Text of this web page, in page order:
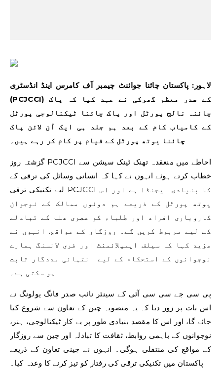
لاہور: پاکستان چائنا جوائنٹ چیمبر آف کامرس اینڈ انڈسٹری
(PCJCCI) کے صدر معظم گھرکی نے عہد کیا کہ پاک
چائنہ نالج پورٹل اور پاک چائنا ٹیکنالوجی پورٹل
کے کامیاب کام کے بعد ہم جلد ہی ایک آن لائن پاک
چائنا یوتھ پورٹل کے قیام پر کام کر رہے ہیں۔
گزشتہ روز PCJCCI احاطے میں منعقدہ تھنک ٹینک سیشن سے
خطاب کرتے ہوئے انہوں نے کہا کہ انسانی وسائل کی ترقی کے
لیے تکنیکی ترقی PCJCCI کا بنیادی ایجنڈا ہے اور اس
یوتھ پورٹل کے ذریعے ہم دونوں ممالک کے نوجوان
کاروباری افراد اور طلباء کو عصری علم کے تبادلے
کے لیے مربوط کریں گے۔ روزگار کے مواقع. انہوں نے
مزید کہا کہ سیلف ایمپلائمنٹ اور فری لانسنگ ہمارے
نوجوانوں کے استحکام کے لیے انتہائی مددگار ثابت
ہو سکتی ہے۔
پی سی جے سی سی آئی کے سینئر نائب صدر فانگ یولونگ نے
اس بات پر زور دیا کہ یہ منصوبہ چین کے تعاون سے شروع کیا
جائے گا، اور اس کا مقصد بنیادی طور پر بے کار ٹیکنالوجی، ہنر،
نوجوانوں کے باہمی روابط، ثقافت کا تبادلہ اور چین سے روزگار
کے مواقع کی منتقلی ہوگی۔ انہوں نے چینی تعاون کے ذریعے
پاکستان میں تکنیکی ترقی کی رفتار کو تیز کرنے کا وعدہ کیا۔